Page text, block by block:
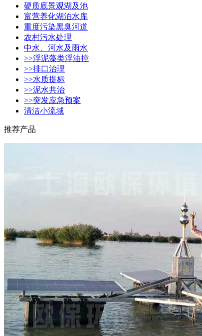
硬质底景观湖及池
富营养化湖泊水库
重度污染黑臭河道
农村污水处理
中水、河水及雨水
>>浮泥藻类浮油控
>>排口治理
>>水质提标
>>泥水共治
>>突发应急预案
清洁小流域
推荐产品